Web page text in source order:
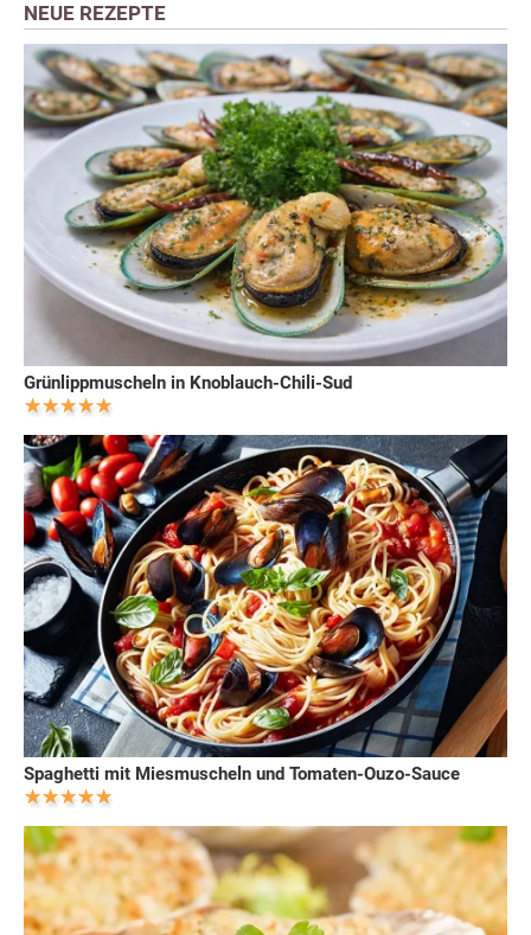
NEUE REZEPTE
Grünlippmuscheln in Knoblauch-Chili-Sud
Spaghetti mit Miesmuscheln und Tomaten-Ouzo-Sauce